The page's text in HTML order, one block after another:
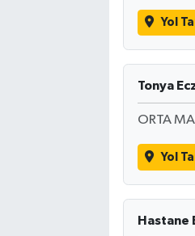
Yol
Tonya
ORTA
Yol
Hastane